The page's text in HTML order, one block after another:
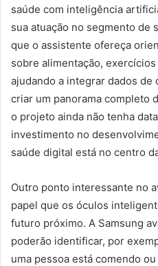
saúde com inteligência
sua atuação no segmento de
que o assistente ofereça
sobre alimentação,
ajudando a integrar dados
criar um panorama completo
o projeto ainda não tenha
investimento no
saúde digital está no centro
Outro ponto interessante no
papel que os óculos
futuro próximo. A Samsung
poderão identificar, por
uma pessoa está comendo